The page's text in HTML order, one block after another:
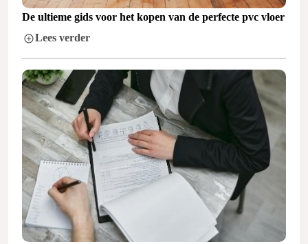
De ultieme gids voor het kopen van de perfecte pvc vloer
Lees verder